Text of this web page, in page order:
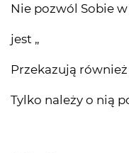
Nie pozwól Sobie
jest „
Przekazują
Tylko należy o nią